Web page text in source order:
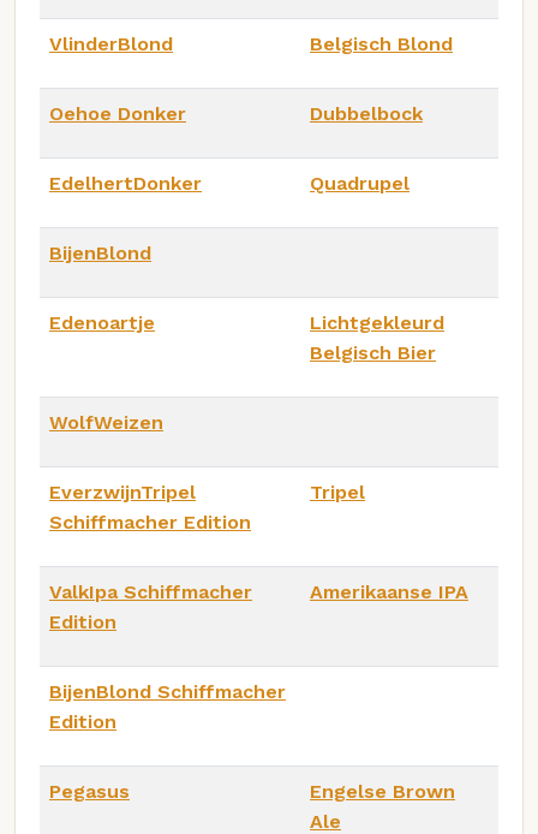
VlinderBlond Belgisch Blond
Oehoe Donker Dubbelbock
EdelhertDonker Quadrupel
BijenBlond
Edenoartje
Lichtgekleurd
Belgisch Bier
WolfWeizen
EverzwijnTripel
Schiffmacher Edition
Tripel
ValkIpa Schiffmacher
Edition
Amerikaanse IPA
BijenBlond Schiffmacher
Edition
Pegasus
Engelse Brown
Ale